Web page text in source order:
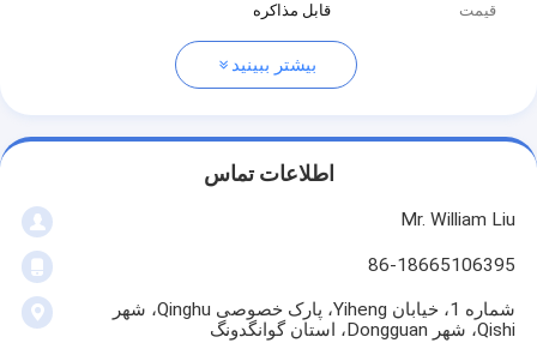
قیمت
قابل مذاکره
بیشتر ببینید
اطلاعات تماس
Mr. William Liu
86-18665106395
شماره 1، خیابان Yiheng، پارک خصوصی Qinghu، شهر
Qishi، شهر Dongguan، استان گوانگدونگ